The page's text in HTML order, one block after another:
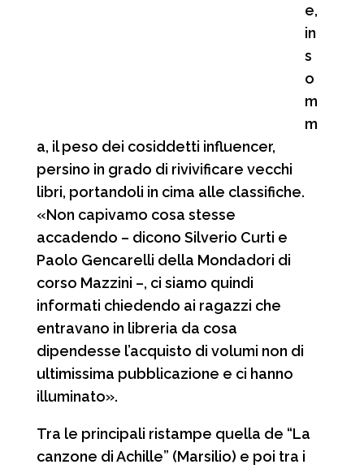
e,
in
s
o
m
m
a, il peso dei cosiddetti influencer,
persino in grado di rivivificare vecchi
libri, portandoli in cima alle classifiche.
«Non capivamo cosa stesse
accadendo – dicono Silverio Curti e
Paolo Gencarelli della Mondadori di
corso Mazzini –, ci siamo quindi
informati chiedendo ai ragazzi che
entravano in libreria da cosa
dipendesse l’acquisto di volumi non di
ultimissima pubblicazione e ci hanno
illuminato».
Tra le principali ristampe quella de “La
canzone di Achille” (Marsilio) e poi tra i